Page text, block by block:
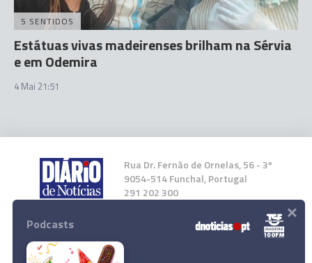
5 SENTIDOS
Estátuas vivas madeirenses brilham na Sérvia
e em Odemira
4 Mai 21:51
Rua Dr. Fernão de Ornelas, 56 - 3º
9054-514 Funchal, Portugal
291 202 300
Instale a nossa App
Podcasts ×